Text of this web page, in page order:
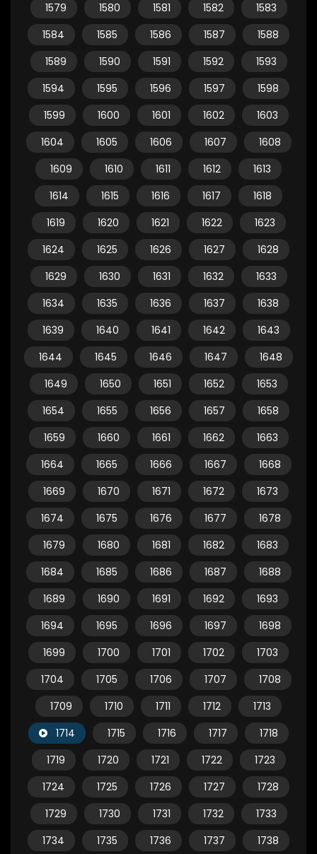
1579
1580 1581 1582
1583
1584
1585 1586 1587
1588
1589
1590 1591 1592
1593
1594
1595 1596 1597
1598
1599
1600 1601 1602
1603
1604
1605 1606 1607
1608
1609
1610 1611 1612
1613
1614
1615 1616 1617
1618
1619
1620 1621 1622
1623
1624
1625 1626 1627
1628
1629
1630 1631 1632
1633
1634
1635 1636 1637
1638
1639
1640 1641 1642
1643
1644
1645 1646 1647
1648
1649
1650 1651 1652
1653
1654
1655 1656 1657
1658
1659
1660 1661 1662
1663
1664
1665 1666 1667
1668
1669
1670 1671 1672
1673
1674
1675 1676 1677
1678
1679
1680 1681 1682
1683
1684
1685 1686 1687
1688
1689
1690 1691 1692
1693
1694
1695 1696 1697
1698
1699
1700 1701 1702
1703
1704
1705 1706 1707
1708
1709
1710 1711 1712
1713
1714
1715 1716 1717
1718
1719
1720 1721 1722
1723
1724
1725 1726 1727
1728
1729
1730 1731 1732
1733
1734
1735 1736 1737
1738